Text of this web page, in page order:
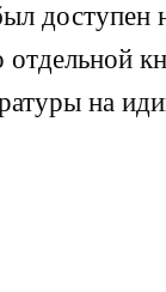
доступен
на